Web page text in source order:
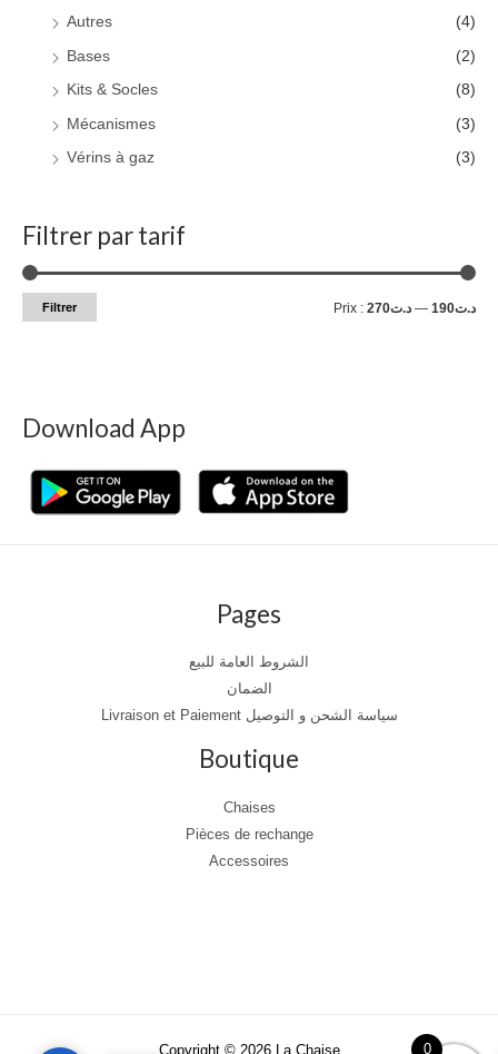
Autres (4)
Bases (2)
Kits & Socles (8)
Mécanismes (3)
Vérins à gaz (3)
Filtrer par tarif
Filtrer Prix : د.ت190 — د.ت270
Download App
Pages
الشروط العامة للبيع
الضمان
Livraison et Paiement سياسة الشحن و التوصيل
Boutique
Chaises
Pièces de rechange
Accessoires
Copyright © 2026 La Chaise 0